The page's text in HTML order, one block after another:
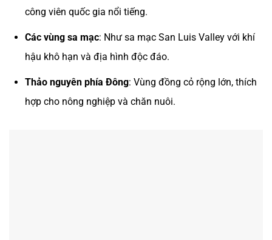
công viên quốc gia nổi tiếng.
Các vùng sa mạc: Như sa mạc San Luis Valley với khí
hậu khô hạn và địa hình độc đáo.
Thảo nguyên phía Đông: Vùng đồng cỏ rộng lớn, thích
hợp cho nông nghiệp và chăn nuôi.